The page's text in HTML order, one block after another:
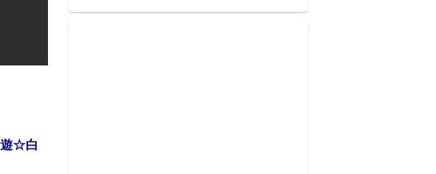
遊☆白